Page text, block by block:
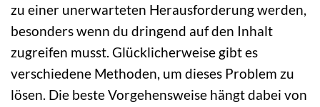
zu einer unerwarteten Herausforderung werden,
besonders wenn du dringend auf den Inhalt
zugreifen musst. Glücklicherweise gibt es
verschiedene Methoden, um dieses Problem zu
lösen. Die beste Vorgehensweise hängt dabei von